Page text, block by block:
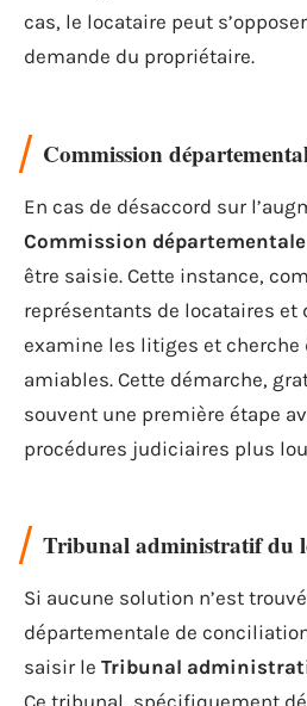
cas, le locataire peut
demande du propriétaire.
Commission
En cas de désaccord sur
Commission
être saisie. Cette instance,
représentants de locataires et
examine les litiges et cherche
amiables. Cette démarche,
souvent une première étape
procédures judiciaires plus
Tribunal administratif du
Si aucune solution n’est
départementale de
saisir le Tribunal
Ce tribunal, spécifiquement